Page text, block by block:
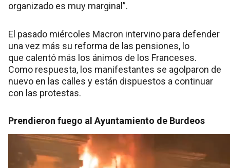
organizado es muy marginal”.
El pasado miércoles Macron intervino para defender
una vez más su reforma de las pensiones, lo
que calentó más los ánimos de los Franceses.
Como respuesta, los manifestantes se agolparon de
nuevo en las calles y están dispuestos a continuar
con las protestas.
Prendieron fuego al Ayuntamiento de Burdeos